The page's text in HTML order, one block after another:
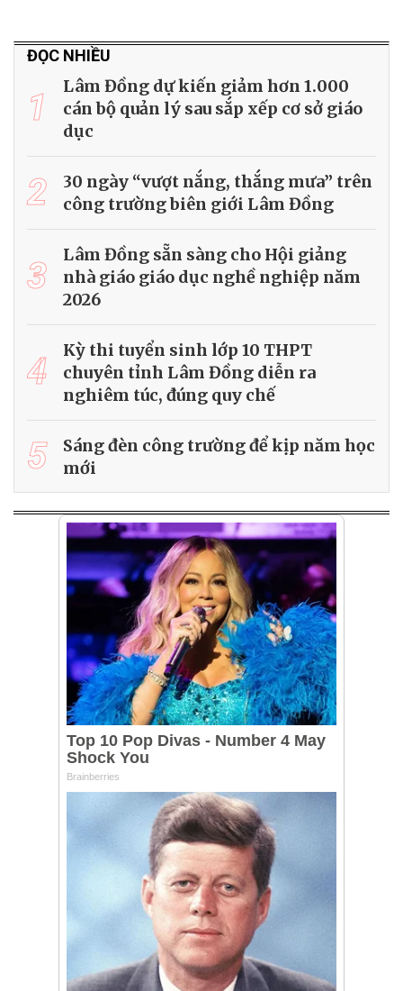
ĐỌC NHIỀU
1
Lâm Đồng dự kiến giảm hơn 1.000
cán bộ quản lý sau sắp xếp cơ sở giáo
dục
2
30 ngày “vượt nắng, thắng mưa” trên
công trường biên giới Lâm Đồng
3
Lâm Đồng sẵn sàng cho Hội giảng
nhà giáo giáo dục nghề nghiệp năm
2026
4
Kỳ thi tuyển sinh lớp 10 THPT
chuyên tỉnh Lâm Đồng diễn ra
nghiêm túc, đúng quy chế
5
Sáng đèn công trường để kịp năm học
mới